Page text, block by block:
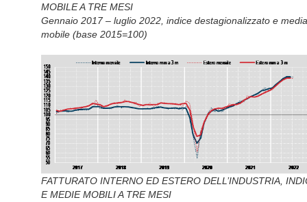
MOBILE A TRE MESI
Gennaio 2017 – luglio 2022, indice destagionalizzato e media
mobile (base 2015=100)
FATTURATO INTERNO ED ESTERO DELL’INDUSTRIA,
E MEDIE MOBILI A TRE MESI